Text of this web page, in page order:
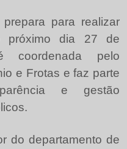
para realizar
próximo dia 27 de
coordenada pelo
e Frotas e faz parte
e gestão
do departamento de